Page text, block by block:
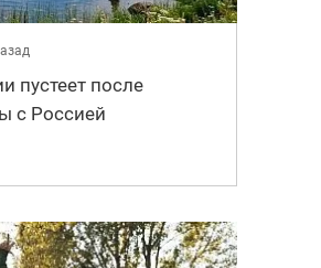
пустеет после
с Россией